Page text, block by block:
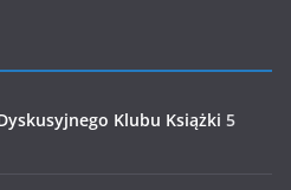
Klubu Książki 5